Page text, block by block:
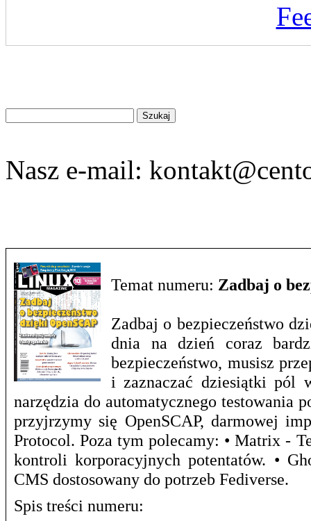
na
Nasz e-mail:
Temat numeru: Zadbaj o
Zadbaj o bezpieczeństwo
dnia na dzień coraz
bezpieczeństwo, musisz
i zaznaczać dziesiątki pól
narzędzia do automatycznego testowania
przyjrzymy się OpenSCAP, darmowej
Protocol. Poza tym polecamy: • Matrix -
kontroli korporacyjnych potentatów. •
CMS dostosowany do potrzeb Fediverse.
Spis treści numeru: